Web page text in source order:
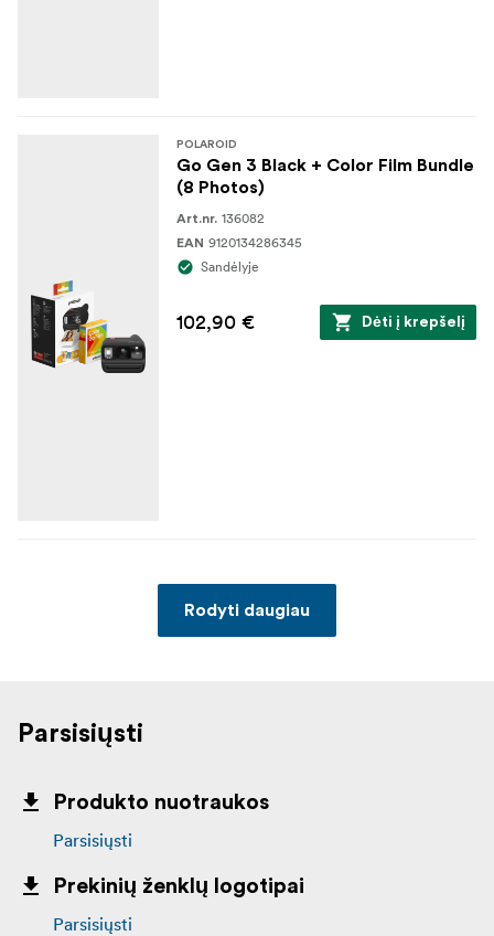
POLAROID
Go Gen 3 Black + Color Film Bundle
(8 Photos)
Art.nr. 136082
EAN 9120134286345
Sandėlyje
102,90 € Dėti į krepšelį
Rodyti daugiau
Parsisiųsti
Produkto nuotraukos
Parsisiųsti
Prekinių ženklų logotipai
Parsisiųsti